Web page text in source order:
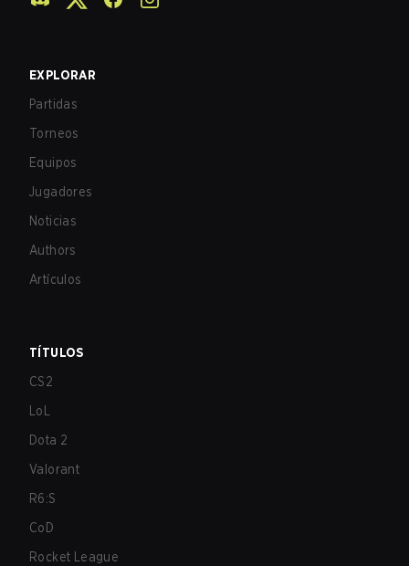
EXPLORAR
Partidas
Torneos
Equipos
Jugadores
Noticias
Authors
Artículos
TÍTULOS
CS2
LoL
Dota 2
Valorant
R6:S
CoD
Rocket League